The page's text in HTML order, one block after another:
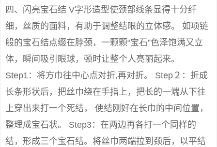
四、闪亮宝石结 V字形造型使颈部线条显得十分纤
细，丝质的面料，有助于调整结眼的立体感。 如项链
般的宝石结点缀在脖颈，一颗颗“宝石”色泽饱满又立
体，瞬间吸引眼球，顿时让整个人亮丽起来。
Step1：将方巾往中心点对折,再对折。 Step２：折成
长条形状后，把丝巾绕在手指上，把长的一端从下往
上穿出来打一个死结， 使结刚好在长巾的中间位置，
整理成宝石状。 Step3：在两边再各打一个同样的
结，形成三个宝石结。将丝巾两端拉到颈后，以平结